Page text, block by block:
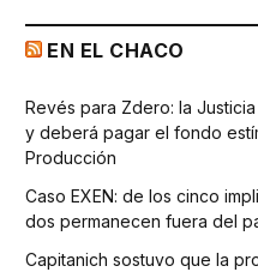
EN EL CHACO
Revés para Zdero: la
y deberá pagar el fondo
Producción
Caso EXEN: de los cinco
dos permanecen fuera del
Capitanich sostuvo que la